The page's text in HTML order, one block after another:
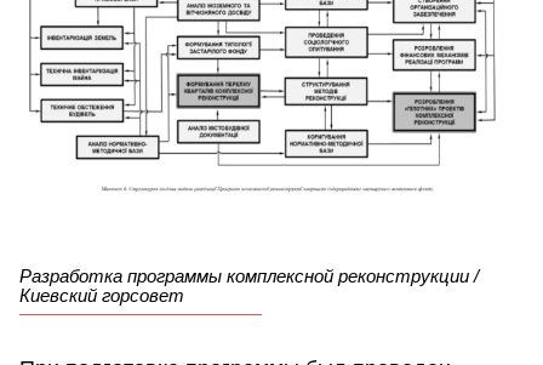
Разработка программы комплексной реконструкции /
Киевский горсовет